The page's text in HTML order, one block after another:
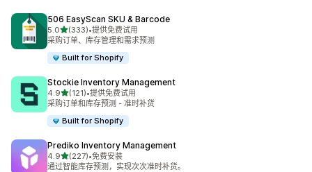
506 EasyScan SKU & Barcode
5.0星（满分 5 星）
(333)
总共 333 条评论
•提供免费试用
采购订单、库存管理和需求预测
Built for Shopify
Stockie Inventory Management
4.9星（满分 5 星）
(121)
总共 121 条评论
•提供免费试用
采购订单和库存预测 - 准时补货
Built for Shopify
Prediko Inventory Management
4.9星（满分 5 星）
(227)
总共 227 条评论
•免费安装
通过智能库存预测，实现次次准时补货。